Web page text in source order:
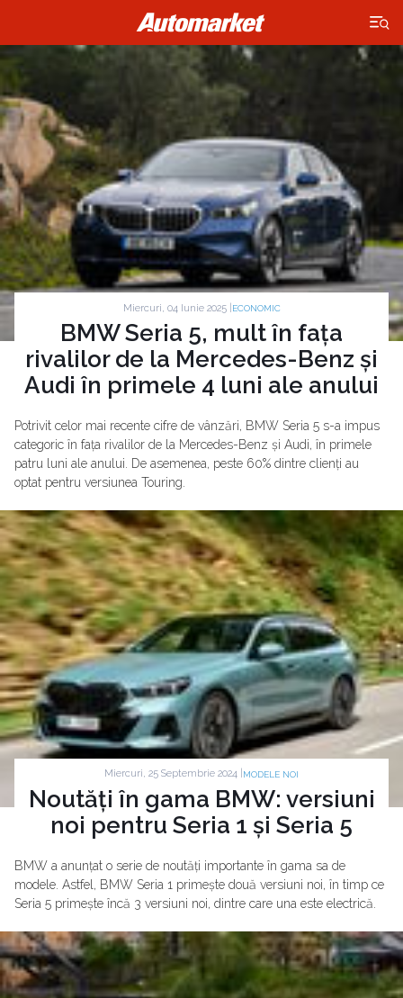
×
Miercuri, 04 Iunie 2025 | ECONOMIC
BMW Seria 5, mult în fața
rivalilor de la Mercedes-Benz și
Audi în primele 4 luni ale anului
Potrivit celor mai recente cifre de vânzări, BMW Seria 5 s-a impus
categoric în fața rivalilor de la Mercedes-Benz și Audi, în primele
patru luni ale anului. De asemenea, peste 60% dintre clienți au
optat pentru versiunea Touring.
Miercuri, 25 Septembrie 2024 | MODELE NOI
Noutăți în gama BMW: versiuni
noi pentru Seria 1 și Seria 5
BMW a anunțat o serie de noutăți importante în gama sa de
modele. Astfel, BMW Seria 1 primește două versiuni noi, în timp ce
Seria 5 primește încă 3 versiuni noi, dintre care una este electrică.